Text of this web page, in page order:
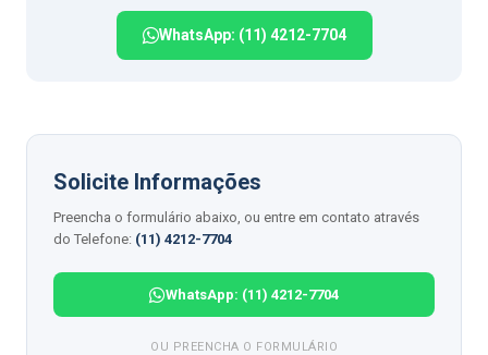
WhatsApp: (11) 4212-7704
Solicite Informações
Preencha o formulário abaixo, ou entre em contato através
do Telefone: (11) 4212-7704
WhatsApp: (11) 4212-7704
OU PREENCHA O FORMULÁRIO